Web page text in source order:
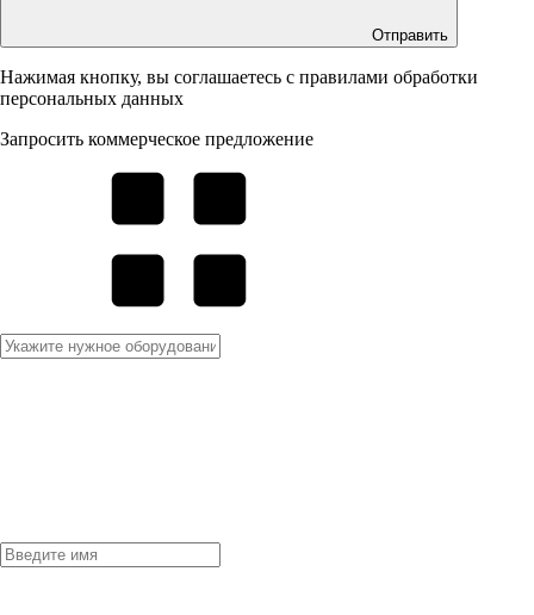
Отправить
Нажимая кнопку, вы соглашаетесь с правилами обработки
персональных данных
Запросить коммерческое предложение